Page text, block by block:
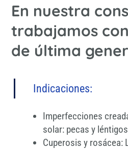
En nuestra
trabajamos
de última
Indicaciones:
Imperfecciones
solar: pecas y
Cuperosis y rosácea: